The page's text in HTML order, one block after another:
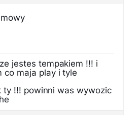
jestes tempakiem !!! i
co maja play i tyle
ty !!! powinni was wywozic